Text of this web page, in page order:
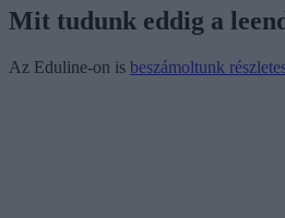
Mit tudunk eddig a
Az Eduline-on is beszámoltunk